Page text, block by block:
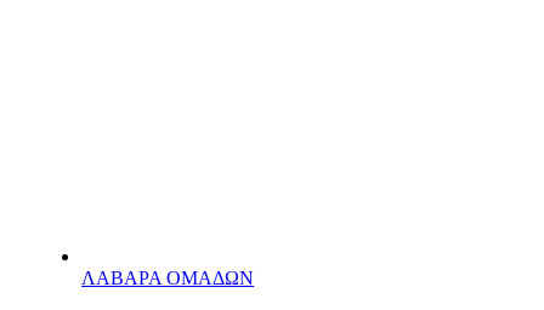
ΛΑΒΑΡΑ ΟΜΑΔΩΝ